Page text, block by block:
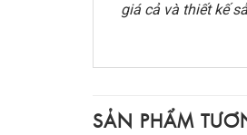
giá cả và thiết kế
SẢN PHẨM